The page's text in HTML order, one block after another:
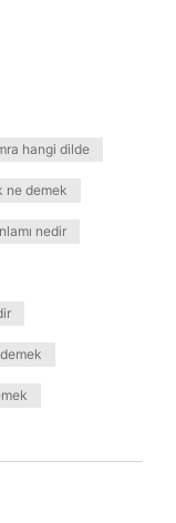
hangi dilde
ne demek
nedir